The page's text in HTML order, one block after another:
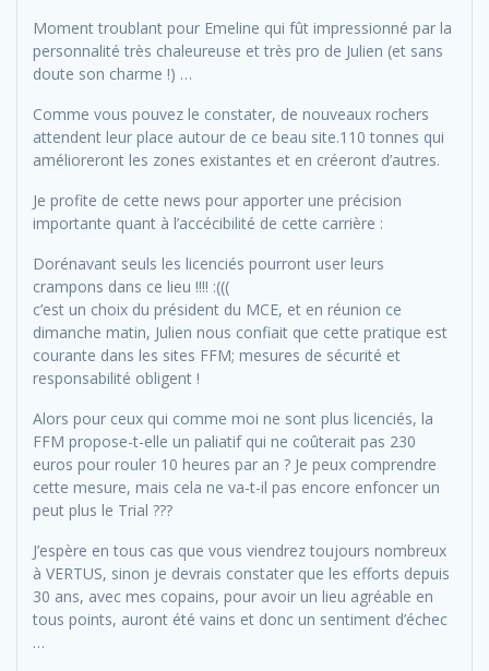
Moment troublant pour Emeline qui fût impressionné par la
personnalité très chaleureuse et très pro de Julien (et sans
doute son charme !) …
Comme vous pouvez le constater, de nouveaux rochers
attendent leur place autour de ce beau site.110 tonnes qui
amélioreront les zones existantes et en créeront d’autres.
Je profite de cette news pour apporter une précision
importante quant à l’accécibilité de cette carrière :
Dorénavant seuls les licenciés pourront user leurs
crampons dans ce lieu !!!! :(((
c’est un choix du président du MCE, et en réunion ce
dimanche matin, Julien nous confiait que cette pratique est
courante dans les sites FFM; mesures de sécurité et
responsabilité obligent !
Alors pour ceux qui comme moi ne sont plus licenciés, la
FFM propose-t-elle un paliatif qui ne coûterait pas 230
euros pour rouler 10 heures par an ? Je peux comprendre
cette mesure, mais cela ne va-t-il pas encore enfoncer un
peut plus le Trial ???
J’espère en tous cas que vous viendrez toujours nombreux
à VERTUS, sinon je devrais constater que les efforts depuis
30 ans, avec mes copains, pour avoir un lieu agréable en
tous points, auront été vains et donc un sentiment d’échec
…